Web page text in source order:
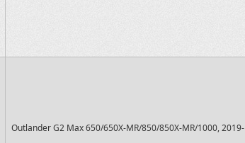
Outlander G2 Max 650/650X-MR/850/850X-MR/1000, 2019-